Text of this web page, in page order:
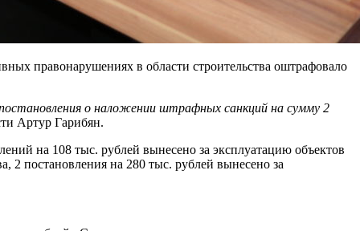
правонарушениях в области строительства оштрафовало
о наложении штрафных санкций на сумму 2
Артур Гарибян.
на 108 тыс. рублей вынесено за эксплуатацию объектов
2 постановления на 280 тыс. рублей вынесено за